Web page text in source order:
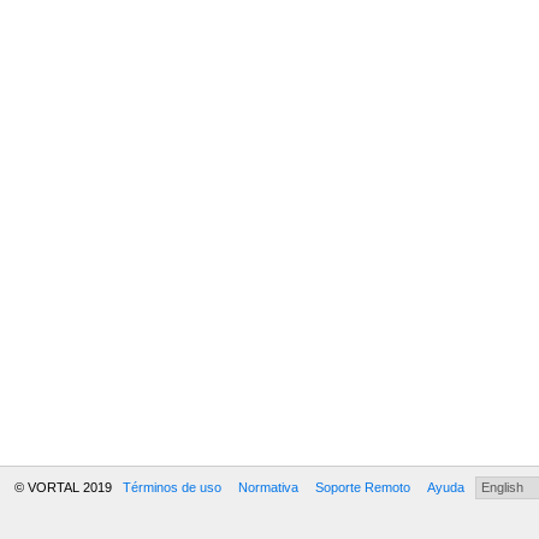
© VORTAL 2019 Términos de uso Normativa Soporte Remoto Ayuda